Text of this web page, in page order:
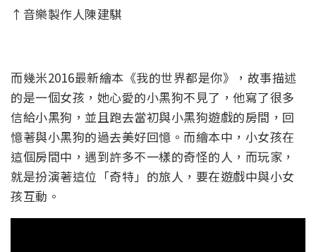
↑音樂製作人陳建騏
而幾米2016最新繪本《我的世界都是你》，故事描述
的是一個女孩，她心愛的小黑狗不見了，他寫了很多
信給小黑狗，並且跑去當初與小黑狗遊戲的房間，回
憶著與小黑狗的過去美好回憶。而繪本中，小女孩在
這個房間中，遇到許多不一樣的奇怪的人，而玩家，
就是扮演著這位「奇特」的旅人，要在遊戲中與小女
孩互動。